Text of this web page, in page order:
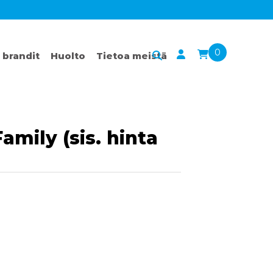
brandit Huolto Tietoa meistä 0
(sis. hinta